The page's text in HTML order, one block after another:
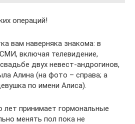
операций!
вам наверняка знакома: в
включая телевидение,
двух невест-андрогинов,
Алина (на фото – справа; а
по имени Алиса).
лет принимает гормональные
менять пол пока не